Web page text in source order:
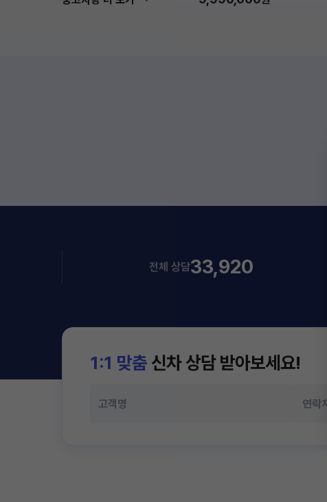
전체 상담33,920
1:1 맞춤 신차 상담 받아보세요!